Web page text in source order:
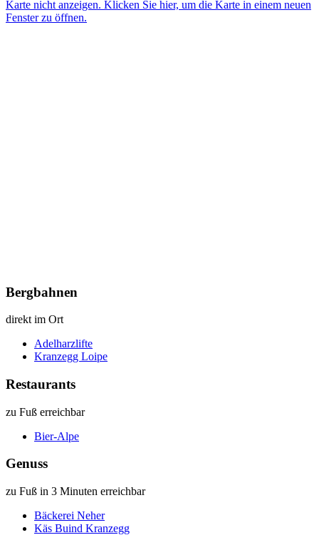
Karte nicht anzeigen. Klicken Sie hier, um die Karte in einem neuen
Fenster zu öffnen.
Bergbahnen
direkt im Ort
Adelharzlifte
Kranzegg Loipe
Restaurants
zu Fuß erreichbar
Bier-Alpe
Genuss
zu Fuß in 3 Minuten erreichbar
Bäckerei Neher
Käs Buind Kranzegg